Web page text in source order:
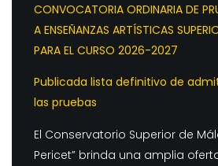
CONVOCATORIA ORDINARIA DE
A ENSEÑANZAS ARTÍSTICAS
PARA EL CURSO 2026-2027
Publicada lista definitivo de
las pruebas
El Conservatorio Superior de
Pericet” brinda una amplia